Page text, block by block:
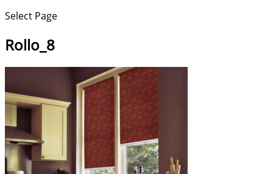
Select Page
Rollo_8